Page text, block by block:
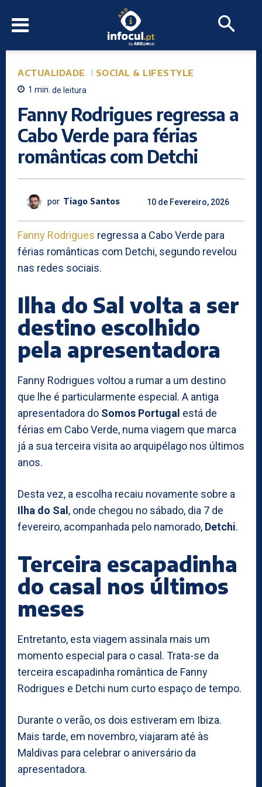
ACTUALIDADE SOCIAL & LIFESTYLE
1 min. de leitura
Fanny Rodrigues regressa a
Cabo Verde para férias
românticas com Detchi
por Tiago Santos 10 de Fevereiro, 2026
Fanny Rodrigues regressa a Cabo Verde para
férias românticas com Detchi, segundo revelou
nas redes sociais.
Ilha do Sal volta a ser
destino escolhido
pela apresentadora
Fanny Rodrigues voltou a rumar a um destino
que lhe é particularmente especial. A antiga
apresentadora do Somos Portugal está de
férias em Cabo Verde, numa viagem que marca
já a sua terceira visita ao arquipélago nos últimos
anos.
Desta vez, a escolha recaiu novamente sobre a
Ilha do Sal , onde chegou no sábado, dia 7 de
fevereiro, acompanhada pelo namorado, Detchi.
Terceira escapadinha
do casal nos últimos
meses
Entretanto, esta viagem assinala mais um
momento especial para o casal. Trata-se da
terceira escapadinha romântica de Fanny
Rodrigues e Detchi num curto espaço de tempo.
Durante o verão, os dois estiveram em Ibiza.
Mais tarde, em novembro, viajaram até às
Maldivas para celebrar o aniversário da
apresentadora.